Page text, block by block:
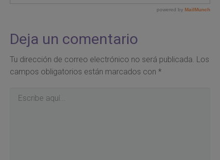
Deja un comentario
Tu dirección de correo electrónico no será publicada. Los
campos obligatorios están marcados con *